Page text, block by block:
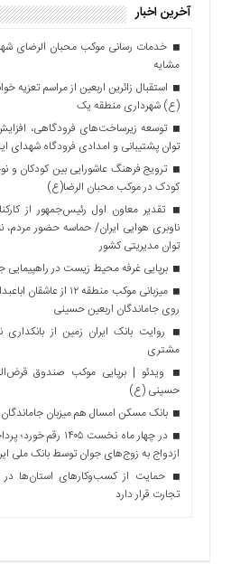
آخرین اخبار
مشایه
استقبال زائرین اربعین از مراسم تعزیه
(ع) شهرداری منطقه یک
توسعه زیرساخت‌های فرودگاهی،
توان پشتیبانی و امدادی فرودگاه شهدای
ترویج فرهنگ عاشورایی بین کودکان و
کودک در موکب محبان الرضا(ع)
تقدیر معاون اول رئیس‌جمهور از
ناوبری هوایی ایران/ حماسه حضور مردم،
توان مدیریتی کشور
برپایی غرفه محیط زیست در راهپیمایی
میزبانی موکب منطقه ۱۲
روی جاماندگان اربعین حسینی
روایت بانک ایران زمین از
مشتری
ویدئو | برپایی موکب صندوق
حسینی (ع)
بانک مسکن امسال هم میزبان
ازدواج به زوج‌های جوان توسط بانک ملی
حمایت از کسب‌وکارهای استان‌ها در
تجارت قرار دارد